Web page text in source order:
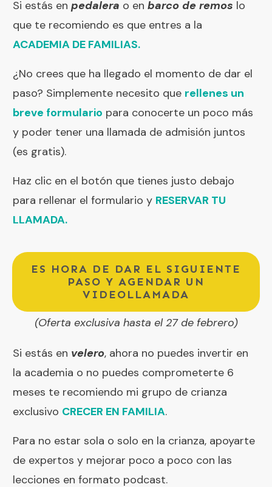
Si estás en pedalera o en barco de remos lo
que te recomiendo es que entres a la
ACADEMIA DE FAMILIAS.
¿No crees que ha llegado el momento de dar el
paso? Simplemente necesito que rellenes un
breve formulario para conocerte un poco más
y poder tener una llamada de admisión juntos
(es gratis).
Haz clic en el botón que tienes justo debajo
para rellenar el formulario y RESERVAR TU
LLAMADA.
ES HORA DE DAR EL SIGUIENTE
PASO Y AGENDAR UN
VIDEOLLAMADA
(Oferta exclusiva hasta el 27 de febrero)
Si estás en velero, ahora no puedes invertir en
la academia o no puedes comprometerte 6
meses te recomiendo mi grupo de crianza
exclusivo CRECER EN FAMILIA.
Para no estar sola o solo en la crianza, apoyarte
de expertos y mejorar poco a poco con las
lecciones en formato podcast.